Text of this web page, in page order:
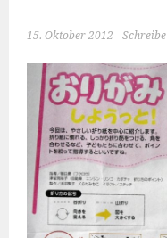
15. Oktober 2012